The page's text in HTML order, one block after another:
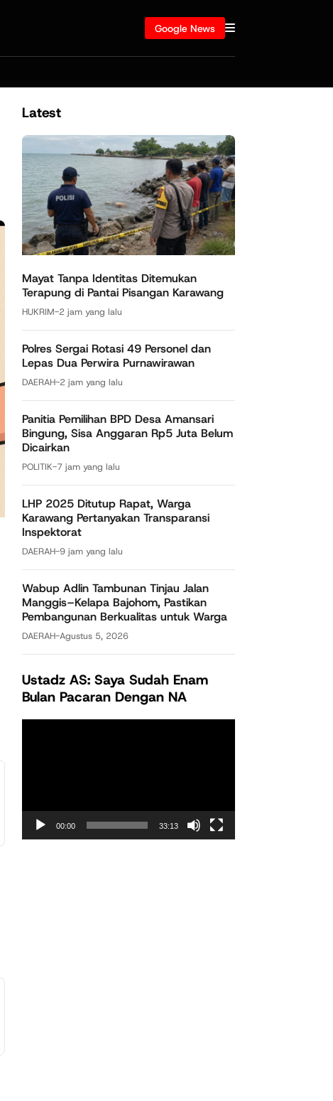
Google News
Latest
Mayat Tanpa Identitas Ditemukan
Terapung di Pantai Pisangan Karawang
HUKRIM-2 jam yang lalu
Polres Sergai Rotasi 49 Personel dan
Lepas Dua Perwira Purnawirawan
DAERAH-2 jam yang lalu
Panitia Pemilihan BPD Desa Amansari
Bingung, Sisa Anggaran Rp5 Juta Belum
Dicairkan
POLITIK-7 jam yang lalu
LHP 2025 Ditutup Rapat, Warga
Karawang Pertanyakan Transparansi
Inspektorat
DAERAH-9 jam yang lalu
Wabup Adlin Tambunan Tinjau Jalan
Manggis–Kelapa Bajohom, Pastikan
Pembangunan Berkualitas untuk Warga
DAERAH-Agustus 5, 2026
Ustadz AS: Saya Sudah Enam
Bulan Pacaran Dengan NA
00:00 33:13